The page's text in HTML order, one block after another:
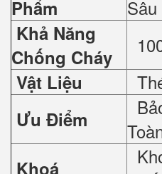
Phẩm
Khả Năng
Chống Cháy
Vật Liệu
Ưu Điểm
Khoá